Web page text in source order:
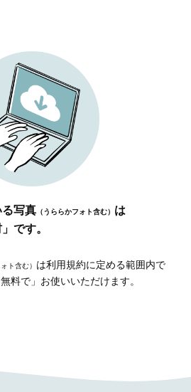
写真 （うららかフォト含む） は
です。
ト含む） は利用規約に定める範囲内で
料で」お使いいただけます。